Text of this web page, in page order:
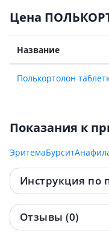
Цена
Название
Полькортолон
Показания к
ЭритемаБурсит
Инструкция по
Отзывы (0)